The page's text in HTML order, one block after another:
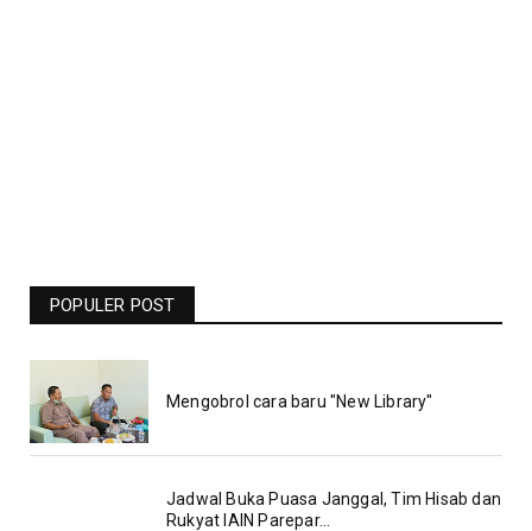
POPULER POST
Bolasport.com
Mengobrol cara baru "New Library"
Jadwal Buka Puasa Janggal, Tim Hisab dan
Rukyat IAIN Parepar...